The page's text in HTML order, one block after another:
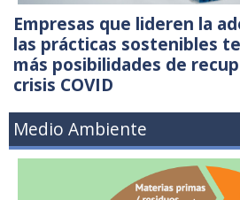
Empresas que lideren la
las prácticas sostenibles
más posibilidades de
crisis COVID
Medio Ambiente